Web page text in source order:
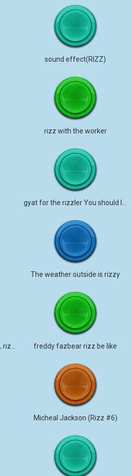
sound effect(RIZZ)
rizz with the worker
The weather outside is rizzy
freddy fazbear rizz be like
Micheal Jackson (Rizz #6)